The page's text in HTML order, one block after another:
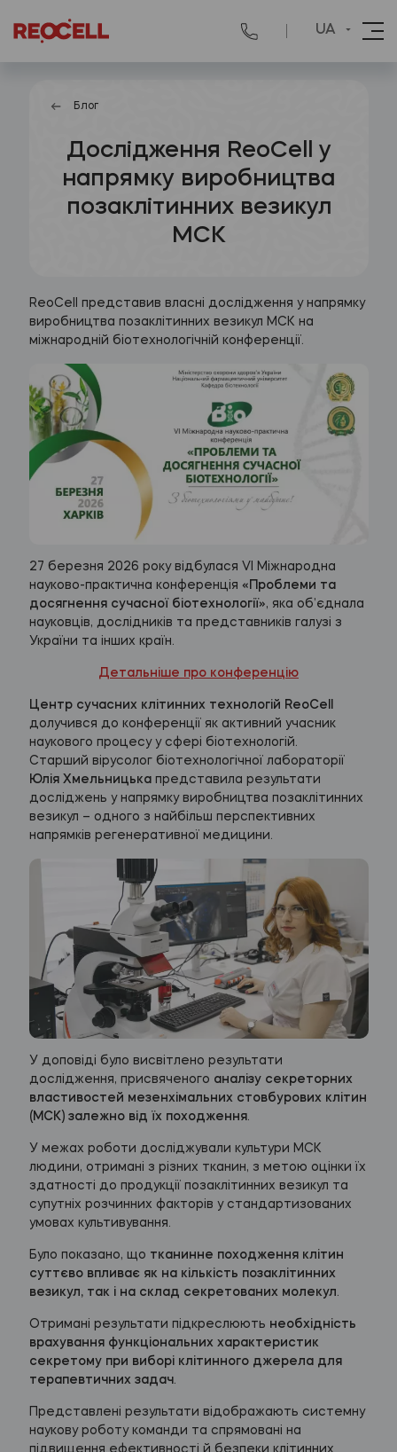
UA
Блог
Дослідження ReoCell у
напрямку виробництва
позаклітинних везикул
МСК
ReoCell представив власні дослідження у напрямку
виробництва позаклітинних везикул МСК на
міжнародній біотехнологічній конференції.
27 березня 2026 року відбулася VI Міжнародна
науково-практична конференція «Проблеми та
досягнення сучасної біотехнології», яка об’єднала
науковців, дослідників та представників галузі з
України та інших країн.
Детальніше про конференцію
Центр сучасних клітинних технологій ReoCell
долучився до конференції як активний учасник
наукового процесу у сфері біотехнологій.
Старший вірусолог біотехнологічної лабораторії
Юлія Хмельницькапредставила результати
досліджень у напрямку виробництва позаклітинних
везикул – одного з найбільш перспективних
напрямків регенеративної медицини.
У доповіді було висвітлено результати
дослідження, присвяченого аналізу секреторних
властивостей мезенхімальних стовбурових клітин
(МСК) залежно від їх походження.
У межах роботи досліджували культури МСК
людини, отримані з різних тканин, з метою оцінки їх
здатності до продукції позаклітинних везикул та
супутніх розчинних факторів у стандартизованих
умовах культивування.
Було показано, що тканинне походження клітин
суттєво впливає як на кількість позаклітинних
везикул, так і на склад секретованих молекул.
Отримані результати підкреслюють необхідність
врахування функціональних характеристик
секретому при виборі клітинного джерела для
терапевтичних задач.
Представлені результати відображають системну
наукову роботу команди та спрямовані на
підвищення ефективності й безпеки клітинних